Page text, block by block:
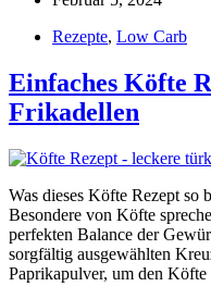
Rezepte, Low Carb
Einfaches Köfte
Frikadellen
Was dieses Köfte Rezept so
Besondere von Köfte
perfekten Balance der
sorgfältig ausgewählten
Paprikapulver, um den